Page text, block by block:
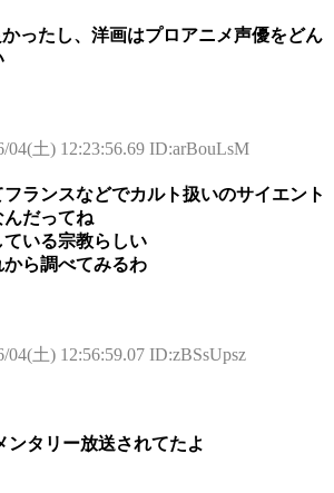
ったし、洋画はプロアニメ声優をどん
04(土) 12:23:56.69 ID:arBouLsM
フランスなどでカルト扱いのサイエント
んだってね
いる宗教らしい
ら調べてみるわ
04(土) 12:56:59.07 ID:zBSsUpsz
タリー放送されてたよ